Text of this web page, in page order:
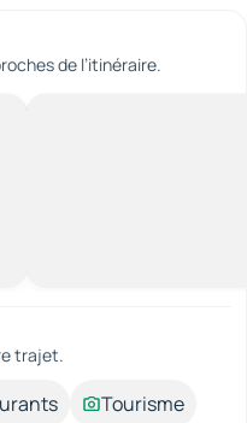
de l’itinéraire.
trajet.
Tourisme